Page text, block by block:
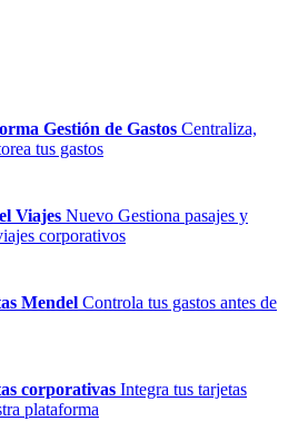
Gestión de Gastos Centraliza,
tus gastos
Viajes Nuevo Gestiona pasajes y
corporativos
Mendel Controla tus gastos antes de
corporativas Integra tus tarjetas
plataforma